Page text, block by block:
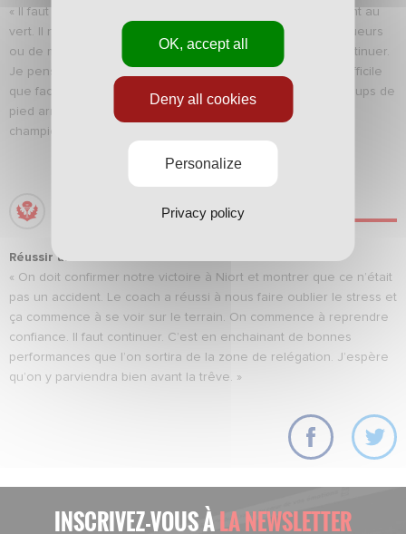
« Il faut être encore plus vigilant quand tous les voyants sont au
vert. Il ne doit pas y avoir de relâchement de la part des joueurs
ou de moi-même. Nous sommes en progrès et devons continuer.
Je pense que ce samedi soir face à Rodez, ce sera plus difficile
que face à Niort. Ils sont très bien organisés et bons sur coups de
pied arrêtés. Ils peuvent être dans le premier tiers du
championnat. Ce sera un très bon test pour nous. »
Réussir une série
« On doit confirmer notre victoire à Niort et montrer que ce n’était
pas un accident. Le coach a réussi à nous faire oublier le stress et
ça commence à se voir sur le terrain. On commence à reprendre
confiance. Il faut continuer. C’est en enchainant de bonnes
performances que l’on sortira de la zone de relégation. J’espère
qu’on y parviendra bien avant la trêve. »
INSCRIVEZ-VOUS ÀLA NEWSLETTER
OK, accept all
Deny all cookies
Personalize
Privacy policy